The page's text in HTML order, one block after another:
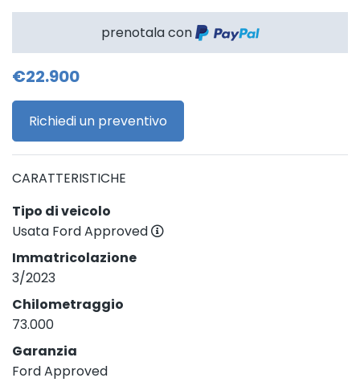
prenotala con
€22.900
Richiedi un preventivo
CARATTERISTICHE
Tipo di veicolo
Usata Ford Approved
Immatricolazione
3/2023
Chilometraggio
73.000
Garanzia
Ford Approved